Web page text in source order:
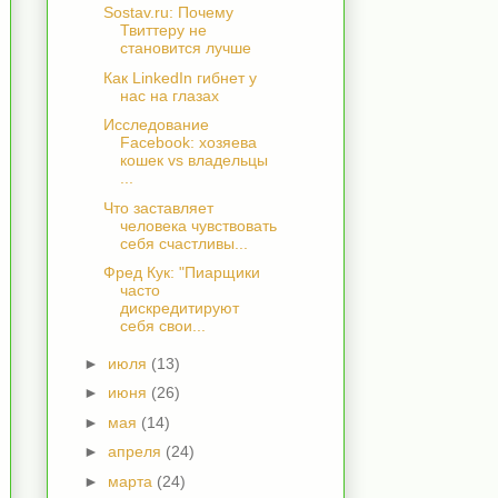
Sostav.ru: Почему
Твиттеру не
становится лучше
Как LinkedIn гибнет у
нас на глазах
Исследование
Facebook: хозяева
кошек vs владельцы
Что заставляет
человека чувствовать
себя счастливы...
Фред Кук: "Пиарщики
часто
дискредитируют
себя свои...
► июля (13)
► июня (26)
► мая (14)
► апреля (24)
► марта (24)